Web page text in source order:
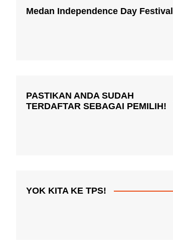
Medan Independence Day Festival
PASTIKAN ANDA SUDAH
TERDAFTAR SEBAGAI PEMILIH!
YOK KITA KE TPS!